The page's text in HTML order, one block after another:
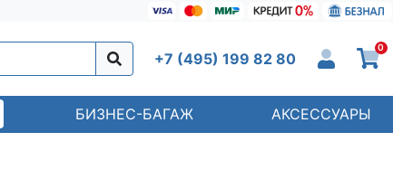
+7 (495) 199 82 80
0
БИЗНЕС-БАГАЖ АКСЕССУАРЫ